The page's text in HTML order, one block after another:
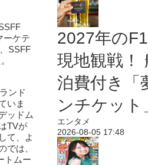
ーケテ
SSFF
ンド
いま
ッドム
TVが
て、よ
では、
トムー
2027年の
現地観戦！
泊費付き「
ンチケット
エンタメ
2026-08-05 17:48